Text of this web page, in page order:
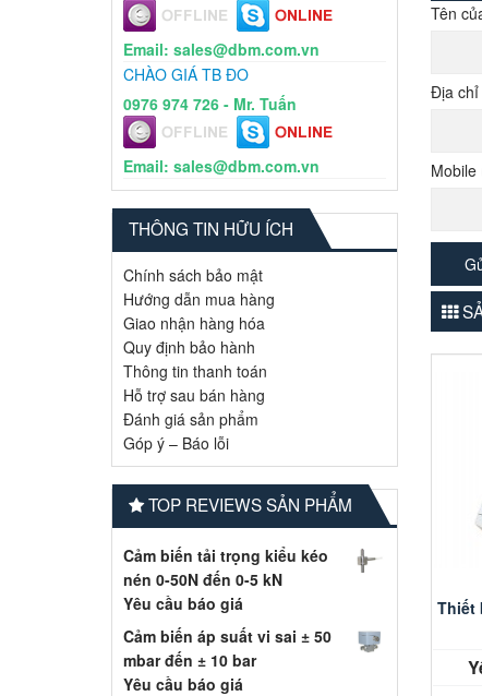
Email: sales@dbm.com.vn
CHÀO GIÁ TB ĐO
0976 974 726 - Mr. Tuấn
Email: sales@dbm.com.vn
THÔNG TIN HỮU ÍCH
Chính sách bảo mật
Hướng dẫn mua hàng
Giao nhận hàng hóa
Quy định bảo hành
Thông tin thanh toán
Hỗ trợ sau bán hàng
Đánh giá sản phẩm
Góp ý – Báo lỗi
TOP REVIEWS SẢN PHẨM
Cảm biến tải trọng kiểu kéo
nén 0-50N đến 0-5 kN
Yêu cầu báo giá
Cảm biến áp suất vi sai ± 50
mbar đến ± 10 bar
Yêu cầu báo giá
Tên
Địa chỉ
Mobile
Thiết